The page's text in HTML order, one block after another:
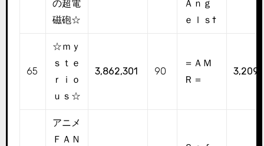
の超電
磁砲☆
Ａｎｇ
ｅｌｓ†
65
☆ｍｙ
ｓｔｅ
ｒｉｏ
ｕｓ☆
3,862,301 90
＝ＡＭ
Ｒ＝
アニメ
ＦＡＮ